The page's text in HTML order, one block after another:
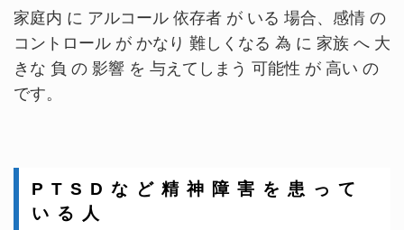
家庭内 に アルコール 依存者 が いる 場合、感情 の
コントロール が かなり 難しくなる 為 に 家族 へ 大
きな 負 の 影響 を 与えてしまう 可能性 が 高い の
です。
P T S D な ど 精 神 障 害 を 患 っ て
い る 人